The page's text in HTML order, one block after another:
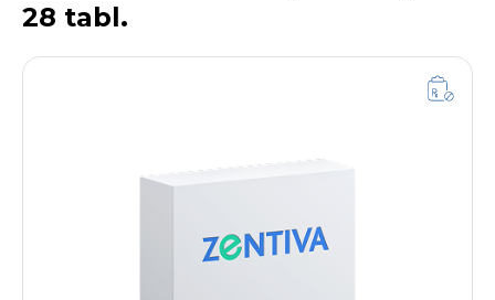
28 tabl.